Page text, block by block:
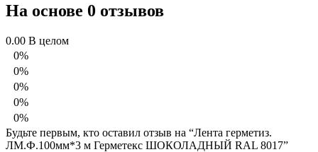
На основе 0 отзывов
0.00 В целом
0%
0%
0%
0%
0%
Будьте первым, кто оставил отзыв на “Лента герметиз.
ЛМ.Ф.100мм*3 м Герметекс ШОКОЛАДНЫЙ RAL 8017”